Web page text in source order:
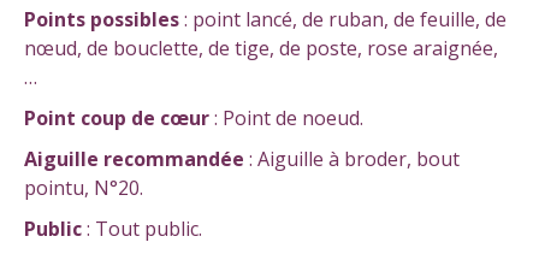
Points possibles: point lancé, de ruban, de feuille, de
nœud, de bouclette, de tige, de poste, rose araignée,
…
Point coup de cœur: Point de noeud.
Aiguille recommandée : Aiguille à broder, bout
pointu, N°20.
Public: Tout public.